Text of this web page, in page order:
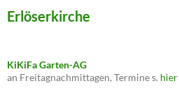
Erlöserkirche
KiKiFa Garten-AG
an Freitagnachmittagen, Termine s. hier